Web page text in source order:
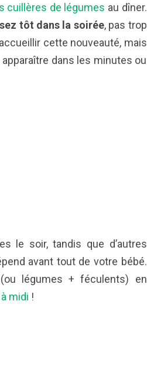
cuillères de légumes au dîner.
tôt dans la soirée, pas trop
cette nouveauté, mais
dans les minutes ou
le soir, tandis que d’autres
avant tout de votre bébé.
légumes + féculents) en
à midi !